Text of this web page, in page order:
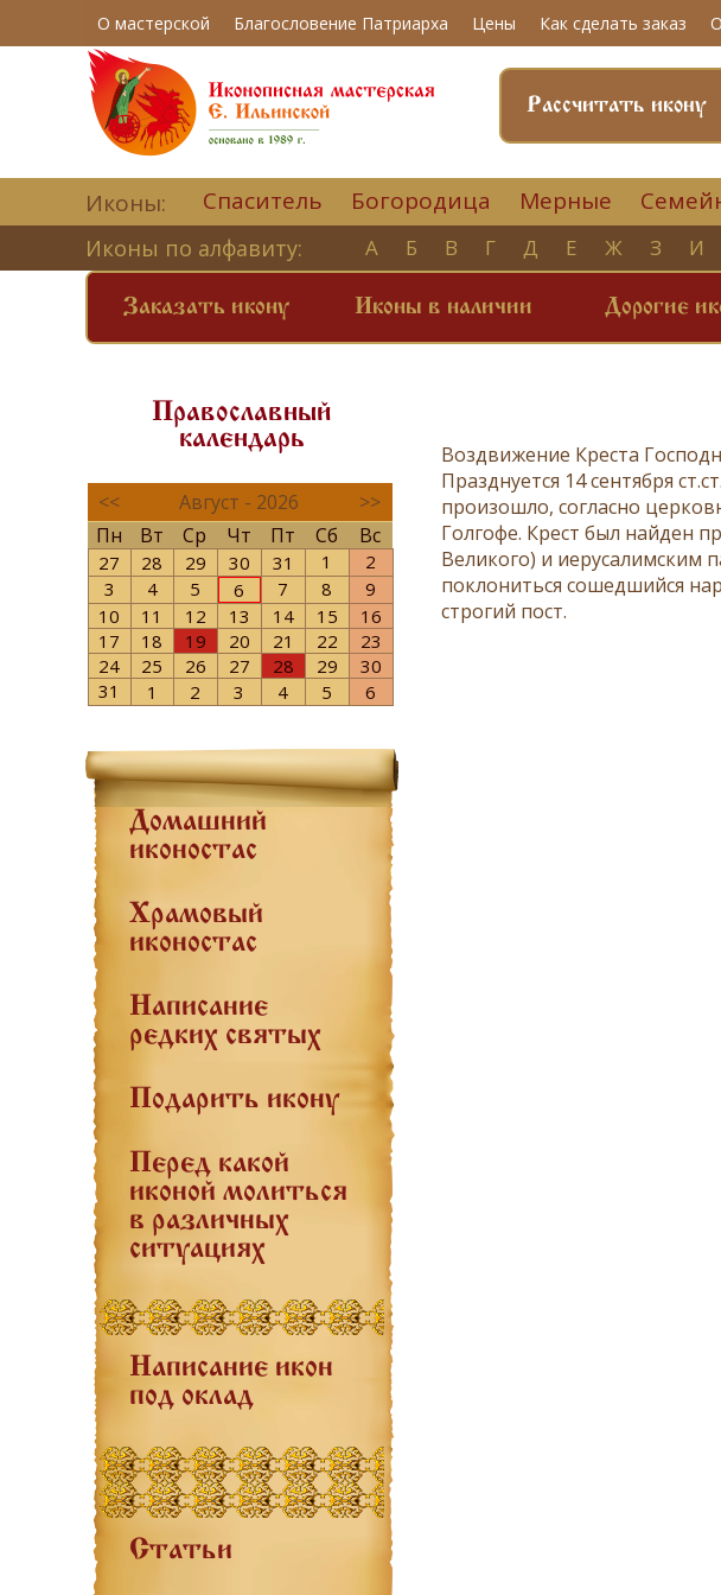
О мастерской Благословение Патриарха Цены Как сделать заказ
Рассчитать икону
Иконы: Спаситель Богородица Мерные
Иконы по алфавиту: А Б В Г Д Е Ж З И
Заказать икону Иконы в наличии Дорогие
Православный
календарь
<< Август - 2026
>>
Пн
Вт Ср Чт Пт Сб Вс
27 28 29 30 31 1
2
3
4 5 6 7 8
9
10
11 12 13 14 15
16
17
18 19 20 21 22
23
24
25 26 27 28 29
30
31
1 2 3 4 5 6
Домашний
иконостас
Храмовый
иконостас
Написание
редких святых
Подарить икону
Перед какой
иконой молиться
в различных
ситуациях
Написание икон
под оклад
Статьи
Воздвижение Креста
Празднуется 14 сентября
произошло, согласно
Голгофе. Крест был найден
Великого) и иерусалимским
поклониться сошедшийся
строгий пост.